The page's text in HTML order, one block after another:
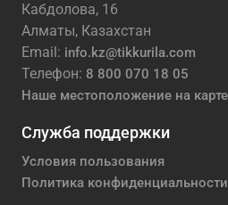
Кабдолова, 16
Алматы, Казахстан
Email: info.kz@tikkurila.com
Телефон: 8 800 070 18 05
Наше местоположение на карте
Служба поддержки
Условия пользования
Политика